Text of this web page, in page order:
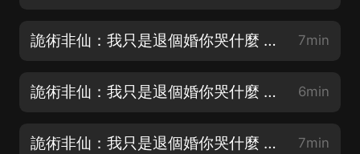
詭術非仙：我只是退個婚你哭什麼 004 一紙約定，兩不相干 7min
詭術非仙：我只是退個婚你哭什麼 005 得了癔症？ 6min
詭術非仙：我只是退個婚你哭什麼 006 熔煉 7min